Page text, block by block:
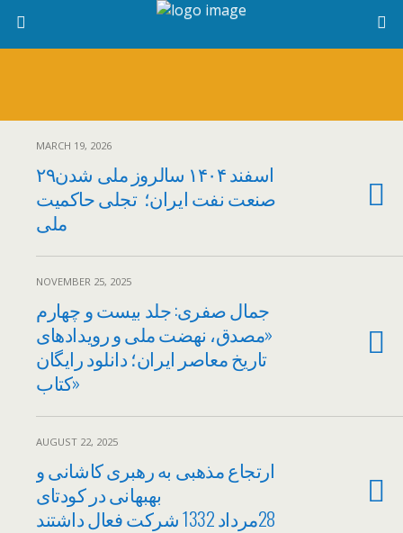
MARCH 19, 2026
۲۹اسفند ۱۴۰۴ سالروز ملی شدن
صنعت نفت ایران؛ تجلی حاکمیت
ملی
NOVEMBER 25, 2025
جمال صفری: جلد بیست و چهارم
«مصدق، نهضت ملی و رویدادهای
تاریخ معاصر ایران؛ دانلود رایگان
کتاب»
AUGUST 22, 2025
ارتجاع مذهبی به رهبری کاشانی و
بهبهانی در کودتای
28مرداد 1332 شرکت فعال داشتند